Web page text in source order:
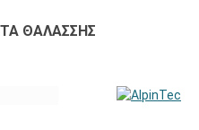
ΘΑΛΆΣΣΗΣ